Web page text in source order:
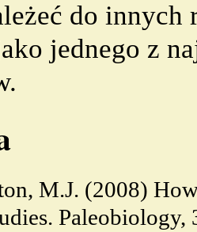
do innych
jednego z
M.J. (2008)
Paleobiology,